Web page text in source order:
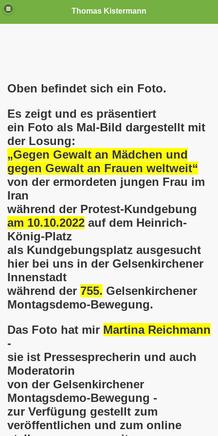
Thomas Kistermann
Oben befindet sich ein Foto.
Es zeigt und es präsentiert
ein Foto als Mal-Bild dargestellt mit
der Losung:
„Gegen Gewalt an Mädchen und
gegen Gewalt an Frauen weltweit“
von der ermordeten jungen Frau im
Iran
während der Protest-Kundgebung
am 10.10.2022 auf dem Heinrich-
König-Platz
als Kundgebungsplatz ausgesucht
hier bei uns in der Gelsenkirchener
Innenstadt
während der 755. Gelsenkirchener
Montagsdemo-Bewegung.
Das Foto hat mir Martina Reichmann
-
sie ist Pressesprecherin und auch
Moderatorin
von der Gelsenkirchener
Montagsdemo-Bewegung -
zur Verfügung gestellt zum
veröffentlichen und zum online
Ideen und Anregungen!
jeweils am 01.09.1991 (21 Jahre jung ) und am
Todzy hat acht Kinder - sehen darf die junge Mutter
Gelsenkirchen-Buer mit der Sachkundeprüfung nach §
Bewegung steht mit voller Solidarität hinter Thomas
solidarisch mit Thomas Kistermann
Bewegung steht solidarisch am 17.07.2017 hinter
Emmerich, stellvertretender Bürgermeister von
Bewegung am 08.06.2026 hat stattgefunden am
Kathi“ am 11.05.2026 während der Kundgebung in
am 10.11.2025 auf der 793. Gelsenkirchener
zur Kommunalwahl am 14.09.2025 hier bei uns in
eine einzigartige Demonstration am 08.09.2025 hier bei
Gelsenkirchen am 08.09.2025 um 17.30 Uhr,